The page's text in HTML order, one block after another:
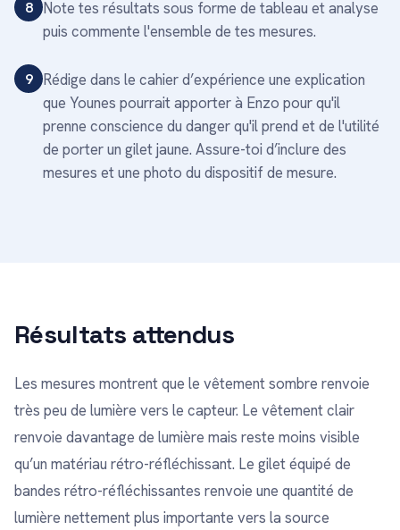
8 Note tes résultats sous forme de tableau et analyse
puis commente l'ensemble de tes mesures.
9 Rédige dans le cahier d’expérience une explication
que Younes pourrait apporter à Enzo pour qu'il
prenne conscience du danger qu'il prend et de l'utilité
de porter un gilet jaune. Assure-toi d’inclure des
mesures et une photo du dispositif de mesure.
Résultats attendus
Les mesures montrent que le vêtement sombre renvoie
très peu de lumière vers le capteur. Le vêtement clair
renvoie davantage de lumière mais reste moins visible
qu’un matériau rétro-réfléchissant. Le gilet équipé de
bandes rétro-réfléchissantes renvoie une quantité de
lumière nettement plus importante vers la source